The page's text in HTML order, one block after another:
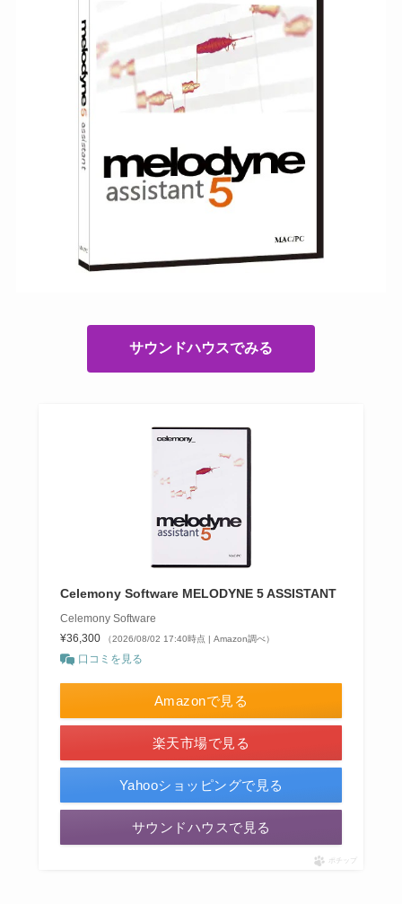
サウンドハウスでみる
Celemony Software MELODYNE 5 ASSISTANT
Celemony Software
¥36,300
（2026/08/02 17:40時点 | Amazon調べ）
口コミを見る
Amazonで見る
楽天市場で見る
Yahooショッピングで見る
サウンドハウスで見る
ポチップ